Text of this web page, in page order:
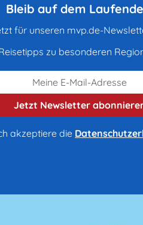
Bleib auf dem
für unseren mvp.de-
zu besonderen
Jetzt Newsletter
akzeptiere die